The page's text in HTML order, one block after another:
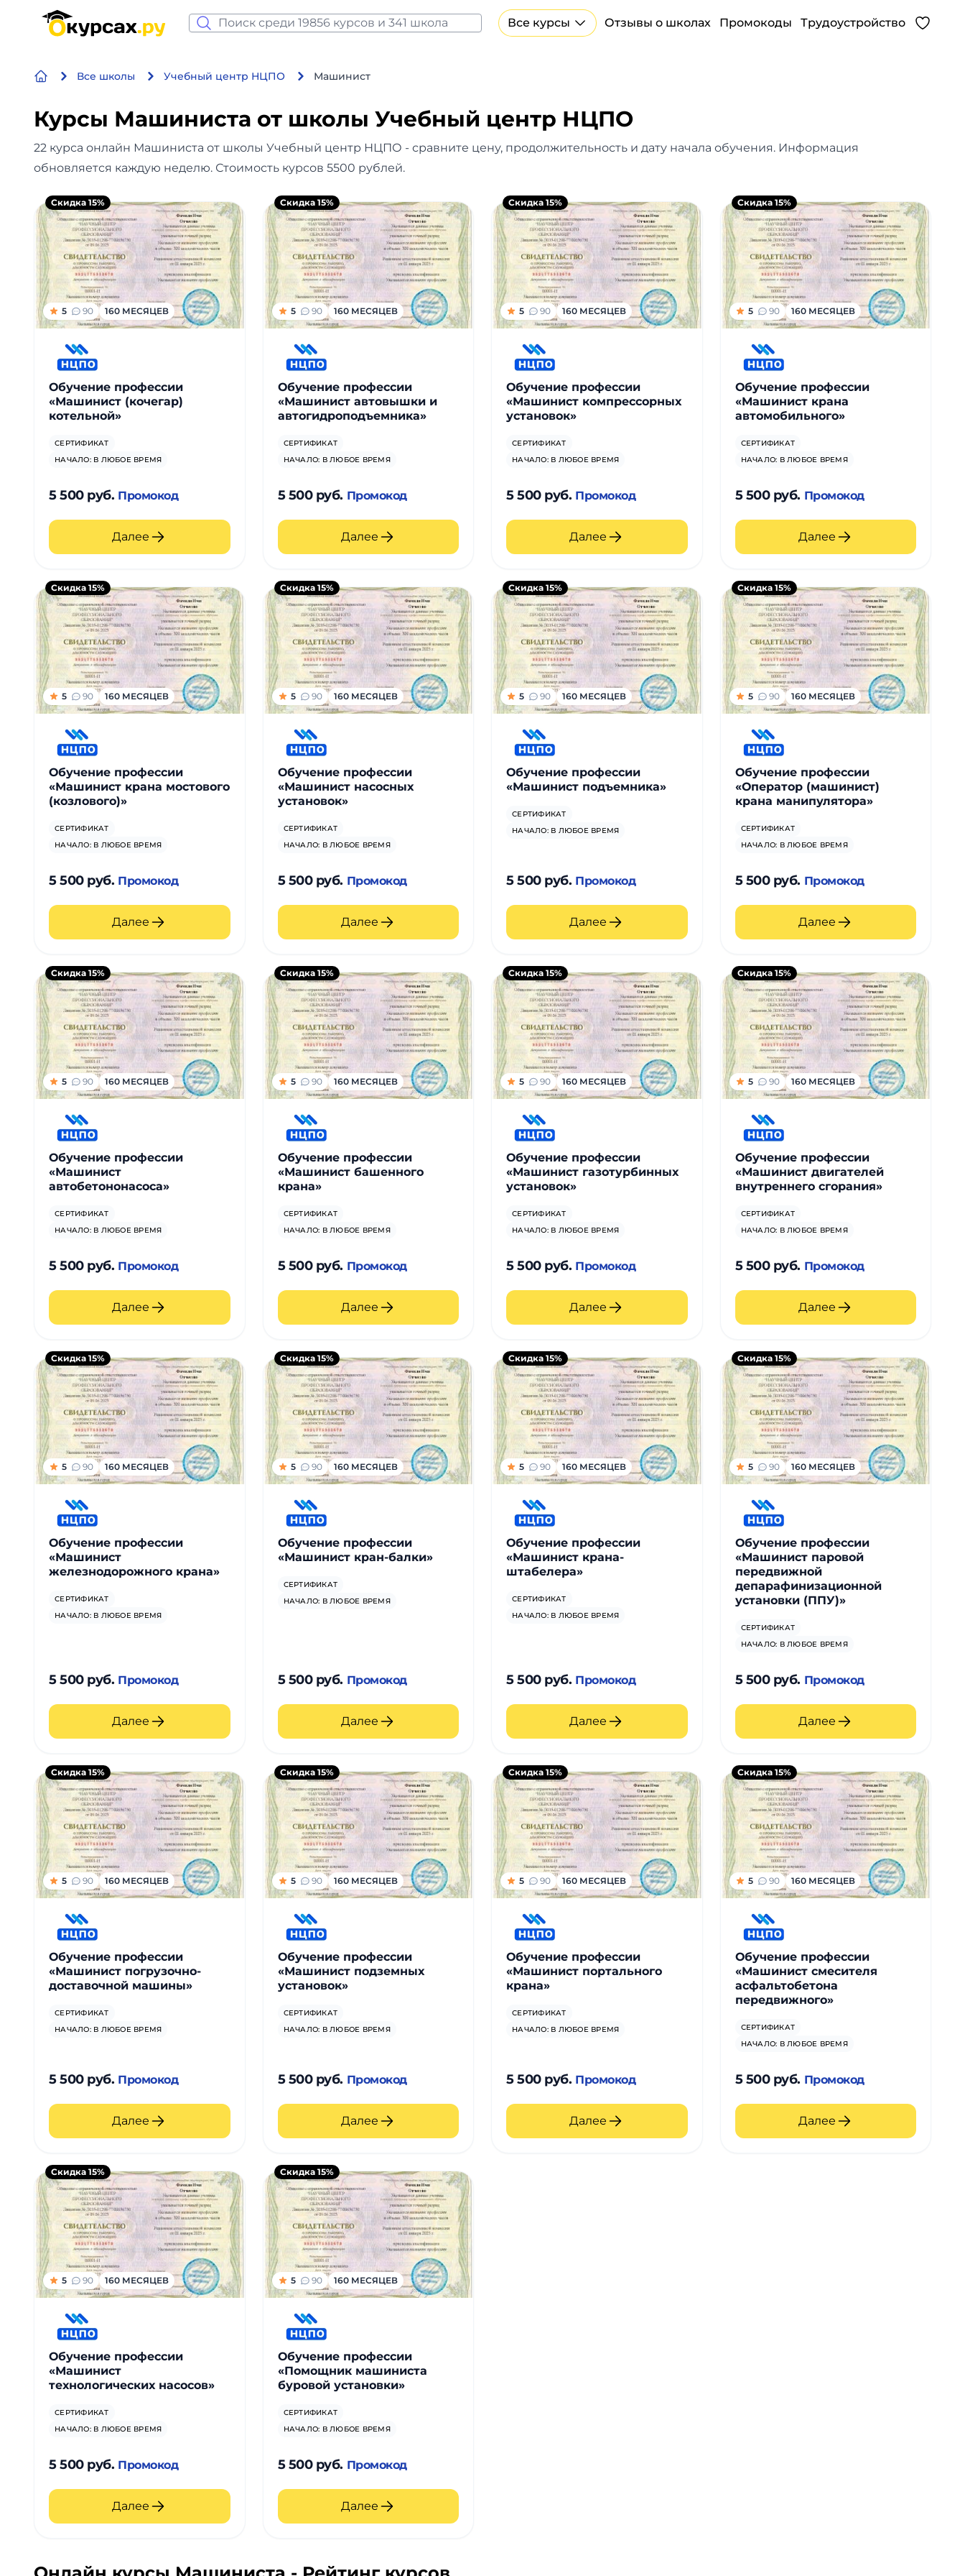
Все курсы Отзывы о школах Промокоды Трудоустройство
Все школы Учебный центр НЦПО Машинист
Курсы Машиниста от школы Учебный центр НЦПО
22 курса онлайн Машиниста от школы Учебный центр НЦПО - сравните цену, продолжительность и дату начала обучения. Информация
обновляется каждую неделю. Стоимость курсов 5500 рублей.
5 90 160 МЕСЯЦЕВ
Обучение профессии
«Машинист (кочегар)
котельной»
СЕРТИФИКАТ
НАЧАЛО: В ЛЮБОЕ ВРЕМЯ
5 500 руб. Промокод
Далее
Скидка 15%
5 90 160 МЕСЯЦЕВ
Обучение профессии
«Машинист автовышки и
автогидроподъемника»
СЕРТИФИКАТ
НАЧАЛО: В ЛЮБОЕ ВРЕМЯ
5 500 руб. Промокод
Далее
Скидка 15%
5 90 160 МЕСЯЦЕВ
Обучение профессии
«Машинист компрессорных
установок»
СЕРТИФИКАТ
НАЧАЛО: В ЛЮБОЕ ВРЕМЯ
5 500 руб. Промокод
Далее
Скидка 15%
5 90 160 МЕСЯЦЕВ
Обучение профессии
«Машинист крана
автомобильного»
СЕРТИФИКАТ
НАЧАЛО: В ЛЮБОЕ ВРЕМЯ
5 500 руб. Промокод
Далее
Скидка 15%
5 90 160 МЕСЯЦЕВ
Обучение профессии
«Машинист крана мостового
(козлового)»
СЕРТИФИКАТ
НАЧАЛО: В ЛЮБОЕ ВРЕМЯ
5 500 руб. Промокод
Далее
Скидка 15%
5 90 160 МЕСЯЦЕВ
Обучение профессии
«Машинист насосных
установок»
СЕРТИФИКАТ
НАЧАЛО: В ЛЮБОЕ ВРЕМЯ
5 500 руб. Промокод
Далее
Скидка 15%
5 90 160 МЕСЯЦЕВ
Обучение профессии
«Машинист подъемника»
СЕРТИФИКАТ
НАЧАЛО: В ЛЮБОЕ ВРЕМЯ
5 500 руб. Промокод
Далее
Скидка 15%
5 90 160 МЕСЯЦЕВ
Обучение профессии
«Оператор (машинист)
крана манипулятора»
СЕРТИФИКАТ
НАЧАЛО: В ЛЮБОЕ ВРЕМЯ
5 500 руб. Промокод
Далее
Скидка 15%
5 90 160 МЕСЯЦЕВ
Обучение профессии
«Машинист
автобетононасоса»
СЕРТИФИКАТ
НАЧАЛО: В ЛЮБОЕ ВРЕМЯ
5 500 руб. Промокод
Далее
Скидка 15%
5 90 160 МЕСЯЦЕВ
Обучение профессии
«Машинист башенного
крана»
СЕРТИФИКАТ
НАЧАЛО: В ЛЮБОЕ ВРЕМЯ
5 500 руб. Промокод
Далее
Скидка 15%
5 90 160 МЕСЯЦЕВ
Обучение профессии
«Машинист газотурбинных
установок»
СЕРТИФИКАТ
НАЧАЛО: В ЛЮБОЕ ВРЕМЯ
5 500 руб. Промокод
Далее
Скидка 15%
5 90 160 МЕСЯЦЕВ
Обучение профессии
«Машинист двигателей
внутреннего сгорания»
СЕРТИФИКАТ
НАЧАЛО: В ЛЮБОЕ ВРЕМЯ
5 500 руб. Промокод
Далее
Скидка 15%
5 90 160 МЕСЯЦЕВ
Обучение профессии
«Машинист
железнодорожного крана»
СЕРТИФИКАТ
НАЧАЛО: В ЛЮБОЕ ВРЕМЯ
5 500 руб. Промокод
Далее
Скидка 15%
5 90 160 МЕСЯЦЕВ
Обучение профессии
«Машинист кран-балки»
СЕРТИФИКАТ
НАЧАЛО: В ЛЮБОЕ ВРЕМЯ
5 500 руб. Промокод
Далее
Скидка 15%
5 90 160 МЕСЯЦЕВ
Обучение профессии
«Машинист крана-
штабелера»
СЕРТИФИКАТ
НАЧАЛО: В ЛЮБОЕ ВРЕМЯ
5 500 руб. Промокод
Далее
Скидка 15%
5 90 160 МЕСЯЦЕВ
Обучение профессии
«Машинист паровой
передвижной
депарафинизационной
установки (ППУ)»
СЕРТИФИКАТ
НАЧАЛО: В ЛЮБОЕ ВРЕМЯ
5 500 руб. Промокод
Далее
Скидка 15%
5 90 160 МЕСЯЦЕВ
Обучение профессии
«Машинист погрузочно-
доставочной машины»
СЕРТИФИКАТ
НАЧАЛО: В ЛЮБОЕ ВРЕМЯ
5 500 руб. Промокод
Далее
Скидка 15%
5 90 160 МЕСЯЦЕВ
Обучение профессии
«Машинист подземных
установок»
СЕРТИФИКАТ
НАЧАЛО: В ЛЮБОЕ ВРЕМЯ
5 500 руб. Промокод
Далее
Скидка 15%
5 90 160 МЕСЯЦЕВ
Обучение профессии
«Машинист портального
крана»
СЕРТИФИКАТ
НАЧАЛО: В ЛЮБОЕ ВРЕМЯ
5 500 руб. Промокод
Далее
Скидка 15%
5 90 160 МЕСЯЦЕВ
Обучение профессии
«Машинист смесителя
асфальтобетона
передвижного»
СЕРТИФИКАТ
НАЧАЛО: В ЛЮБОЕ ВРЕМЯ
5 500 руб. Промокод
Далее
Скидка 15%
5 90 160 МЕСЯЦЕВ
Обучение профессии
«Машинист
технологических насосов»
СЕРТИФИКАТ
НАЧАЛО: В ЛЮБОЕ ВРЕМЯ
5 500 руб. Промокод
Далее
Скидка 15%
5 90 160 МЕСЯЦЕВ
Обучение профессии
«Помощник машиниста
буровой установки»
СЕРТИФИКАТ
НАЧАЛО: В ЛЮБОЕ ВРЕМЯ
5 500 руб. Промокод
Далее
Скидка 15%
Программирование
Бизнес и финансы
Дизайн
Аналитика
Видео, фото, аудио
Маркетинг
Иностранный язык
Для детей
Красота, здоровье, фитнес
Психология и саморазвитие
Прочее
Репетиторы
Тесты на профориентацию